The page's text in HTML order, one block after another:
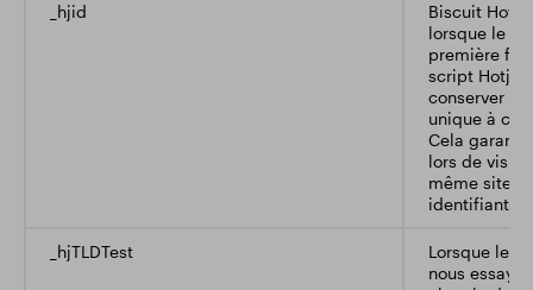
_hjid
Biscuit
lorsque le
première
script
conserver
unique à ce
Cela
lors de
même site
identifiant
_hjTLDTest
Lorsque le
nous